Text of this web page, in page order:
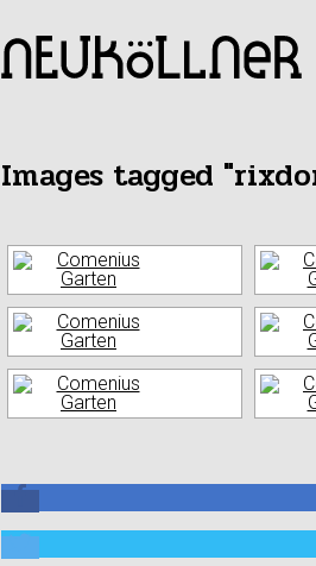
Images tagged